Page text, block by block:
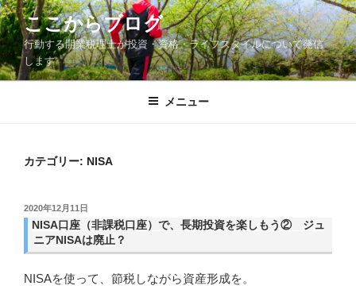
コ
ン
テ
ン
ツ
ここからブログ
行動する開業税理士が投資・資格・ライフスタイルについて発信
します
メニュー
カテゴリー: NISA
投
2020年12月11日
NISA口座（非課税口座）で、長期投資を楽しもう② ジュ
ニアNISAは廃止？
NISAを使って、節税しながら資産形成を。